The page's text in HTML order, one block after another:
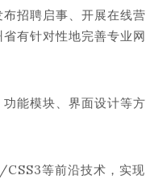
招聘启事、开展在线营
有针对性地完善专业网
能模块、界面设计等方
等前沿技术，实现